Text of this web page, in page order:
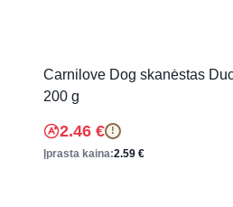
Carnilove Dog skanėstas
200 g
2.46 € !
Įprasta kaina:2.59 €